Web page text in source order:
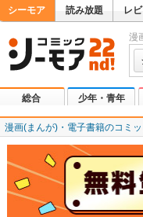
シーモア 読み放題 レ
漫
総合 少年・青年
漫画(まんが)・電子書籍のコミ